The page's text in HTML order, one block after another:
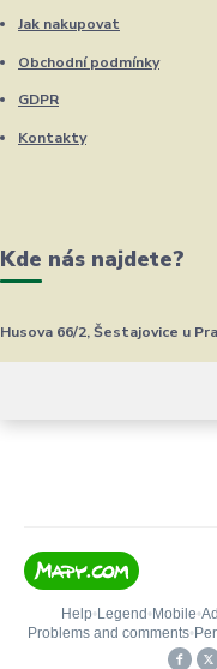
Jak nakupovat
Obchodní podmínky
GDPR
Kontakty
Kde nás najdete?
Husova 66/2, Šestajovice u